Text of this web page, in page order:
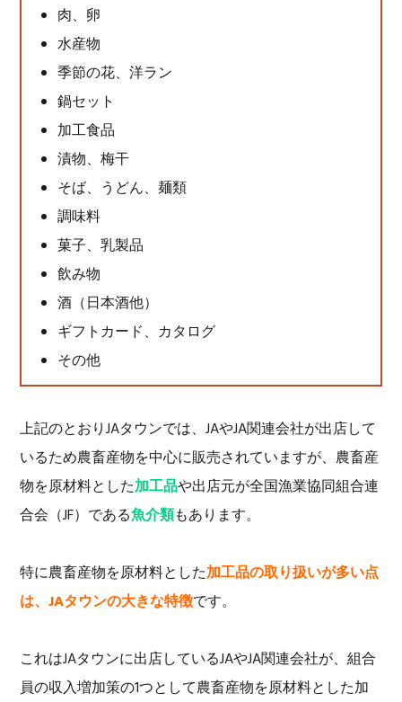
肉、卵
水産物
季節の花、洋ラン
鍋セット
加工食品
漬物、梅干
そば、うどん、麺類
調味料
菓子、乳製品
飲み物
酒（日本酒他）
ギフトカード、カタログ
その他
上記のとおりJAタウンでは、JAやJA関連会社が出店して
いるため農畜産物を中心に販売されていますが、農畜産
物を原材料とした加工品や出店元が全国漁業協同組合連
合会（JF）である魚介類もあります。
特に農畜産物を原材料とした加工品の取り扱いが多い点
は、JAタウンの大きな特徴です。
これはJAタウンに出店しているJAやJA関連会社が、組合
員の収入増加策の1つとして農畜産物を原材料とした加